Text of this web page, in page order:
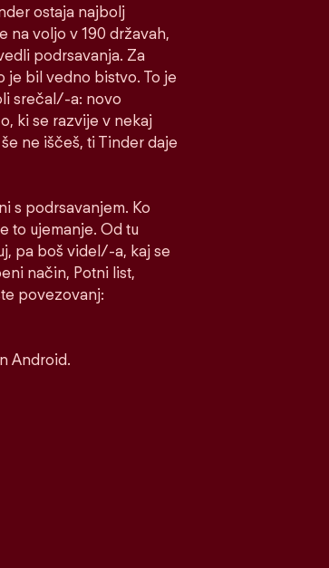
ostaja najbolj
na voljo v 190 državah,
podrsavanja. Za
je bil vedno bistvo. To je
srečal/-a: novo
ki se razvije v nekaj
ne iščeš, ti Tinder daje
s podrsavanjem. Ko
to ujemanje. Od tu
pa boš videl/-a, kaj se
način, Potni list,
povezovanj:
Android.